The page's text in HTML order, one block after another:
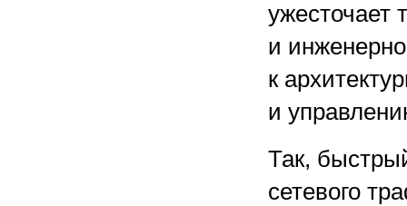
ужесточает
и
к
и
Так,
сетевого